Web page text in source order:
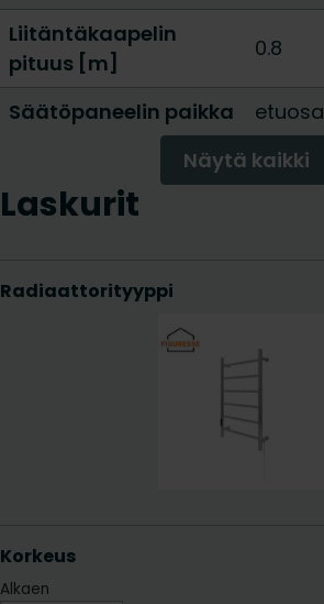
Liitäntäkaapelin
pituus [m]
0.8
Säätöpaneelin paikka
etuosa
Näytä kaikki
Laskurit